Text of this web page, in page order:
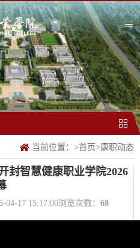
当前位置： >首页>康职动态
封智慧健康职业学院2026
04-17 15:17:00浏览次数： 68